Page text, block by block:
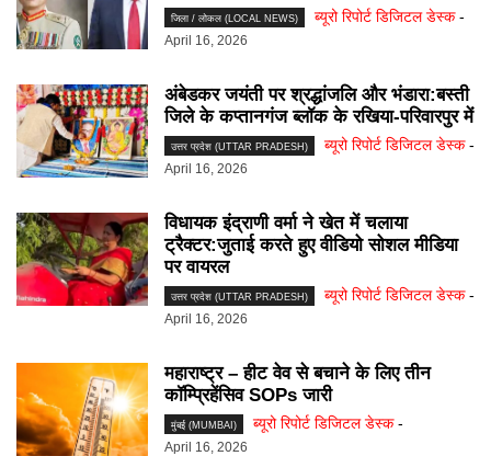
जिला / लोकल (LOCAL NEWS) ब्यूरो रिपोर्ट डिजिटल डेस्क -
April 16, 2026
अंबेडकर जयंती पर श्रद्धांजलि और भंडारा:बस्ती
जिले के कप्तानगंज ब्लॉक के रखिया-परिवारपुर में
उत्तर प्रदेश (UTTAR PRADESH) ब्यूरो रिपोर्ट डिजिटल डेस्क -
April 16, 2026
विधायक इंद्राणी वर्मा ने खेत में चलाया
ट्रैक्टर:जुताई करते हुए वीडियो सोशल मीडिया
पर वायरल
उत्तर प्रदेश (UTTAR PRADESH) ब्यूरो रिपोर्ट डिजिटल डेस्क -
April 16, 2026
महाराष्ट्र – हीट वेव से बचाने के लिए तीन
कॉम्प्रिहेंसिव SOPs जारी
मुंबई (MUMBAI) ब्यूरो रिपोर्ट डिजिटल डेस्क -
April 16, 2026